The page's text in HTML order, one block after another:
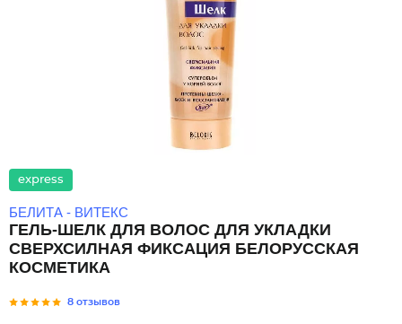
express
БЕЛИТА - ВИТЕКС
ГЕЛЬ-ШЕЛК ДЛЯ ВОЛОС ДЛЯ УКЛАДКИ
СВЕРХСИЛНАЯ ФИКСАЦИЯ БЕЛОРУССКАЯ
КОСМЕТИКА
8 отзывов